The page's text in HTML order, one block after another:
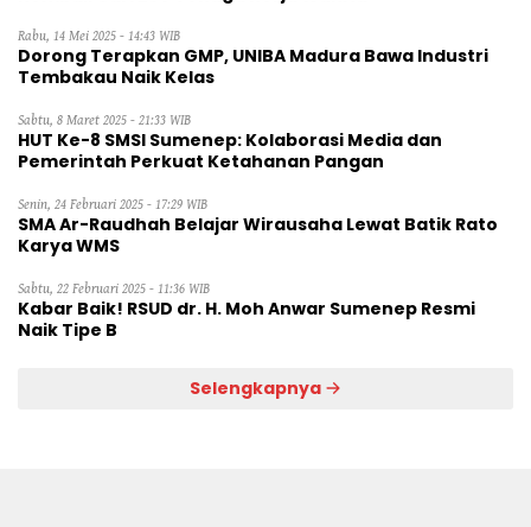
Rabu, 14 Mei 2025 - 14:43 WIB
Dorong Terapkan GMP, UNIBA Madura Bawa Industri
Tembakau Naik Kelas
Sabtu, 8 Maret 2025 - 21:33 WIB
HUT Ke-8 SMSI Sumenep: Kolaborasi Media dan
Pemerintah Perkuat Ketahanan Pangan
Senin, 24 Februari 2025 - 17:29 WIB
SMA Ar-Raudhah Belajar Wirausaha Lewat Batik Rato
Karya WMS
Sabtu, 22 Februari 2025 - 11:36 WIB
Kabar Baik! RSUD dr. H. Moh Anwar Sumenep Resmi
Naik Tipe B
Selengkapnya